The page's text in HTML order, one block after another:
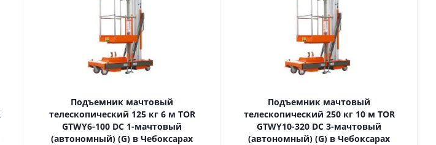
Подъемник мачтовый
телескопический 125 кг 6 м TOR
GTWY6-100 DC 1-мачтовый
(автономный) (G) в Чебоксарах
Подъемник мачтовый
телескопический 250 кг 10 м TOR
GTWY10-320 DC 3-мачтовый
(автономный) (G) в Чебоксарах